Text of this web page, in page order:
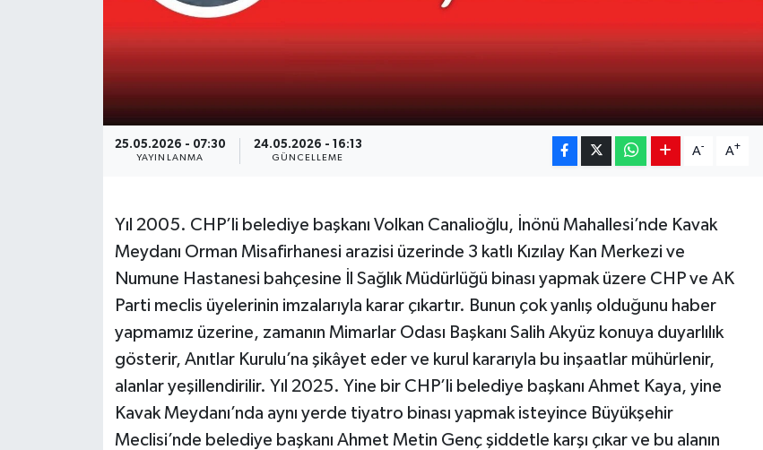
25.05.2026 - 07:30
YAYINLANMA
24.05.2026 - 16:13
GÜNCELLEME
A- A+
Yıl 2005. CHP’li belediye başkanı Volkan Canalioğlu, İnönü Mahallesi’nde Kavak
Meydanı Orman Misafirhanesi arazisi üzerinde 3 katlı Kızılay Kan Merkezi ve
Numune Hastanesi bahçesine İl Sağlık Müdürlüğü binası yapmak üzere CHP ve AK
Parti meclis üyelerinin imzalarıyla karar çıkartır. Bunun çok yanlış olduğunu haber
yapmamız üzerine, zamanın Mimarlar Odası Başkanı Salih Akyüz konuya duyarlılık
gösterir, Anıtlar Kurulu’na şikâyet eder ve kurul kararıyla bu inşaatlar mühürlenir,
alanlar yeşillendirilir. Yıl 2025. Yine bir CHP’li belediye başkanı Ahmet Kaya, yine
Kavak Meydanı’nda aynı yerde tiyatro binası yapmak isteyince Büyükşehir
Meclisi’nde belediye başkanı Ahmet Metin Genç şiddetle karşı çıkar ve bu alanın